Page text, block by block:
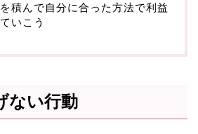
積んで自分に合った方法で利益
いこう
ない行動